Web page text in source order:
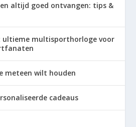
altijd goed ontvangen: tips &
ultieme multisporthorloge voor
meteen wilt houden
cadeaus